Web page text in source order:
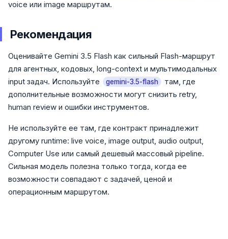
voice или image маршрутам.
Рекомендация
Оценивайте Gemini 3.5 Flash как сильный Flash-маршрут
для агентных, кодовых, long-context и мультимодальных
input задач. Используйте
gemini-3.5-flash
там, где
дополнительные возможности могут снизить retry,
human review и ошибки инструментов.
Не используйте ее там, где контракт принадлежит
другому runtime: live voice, image output, audio output,
Computer Use или самый дешевый массовый pipeline.
Сильная модель полезна только тогда, когда ее
возможности совпадают с задачей, ценой и
операционным маршрутом.